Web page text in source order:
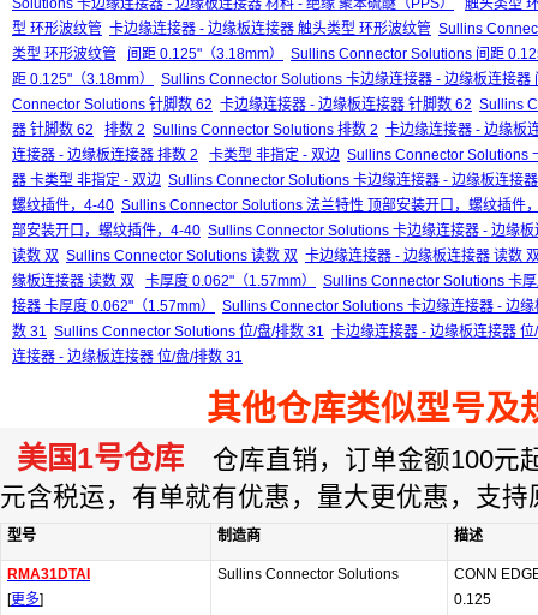
Solutions 卡边缘连接器 - 边缘板连接器 材料 - 绝缘 聚苯硫醚（PPS）
触头类型
型 环形波纹管 卡边缘连接器 - 边缘板连接器 触头类型 环形波纹管 Sullins
类型 环形波纹管
间距 0.125"（3.18mm）
Sullins Connector Solutions 间距
距 0.125"（3.18mm）
Sullins Connector Solutions 卡边缘连接器 - 边缘板连接器
Connector Solutions 针脚数 62 卡边缘连接器 - 边缘板连接器 针脚数 62 Sullins
器 针脚数 62
排数 2 Sullins Connector Solutions 排数 2 卡边缘连接器 - 边缘板
连接器 - 边缘板连接器 排数 2
卡类型 非指定 - 双边 Sullins Connector Solutions
器 卡类型 非指定 - 双边 Sullins Connector Solutions 卡边缘连接器 - 边缘板连接
螺纹插件，4-40 Sullins Connector Solutions 法兰特性 顶部安装开口，螺纹插件
部安装开口，螺纹插件，4-40 Sullins Connector Solutions 卡边缘连接器 - 边缘
读数 双 Sullins Connector Solutions 读数 双 卡边缘连接器 - 边缘板连接器 读数
缘板连接器 读数 双
卡厚度 0.062"（1.57mm）
Sullins Connector Solutions 卡
接器 卡厚度 0.062"（1.57mm）
Sullins Connector Solutions 卡边缘连接器 - 边
数 31 Sullins Connector Solutions 位/盘/排数 31 卡边缘连接器 - 边缘板连接器
连接器 - 边缘板连接器 位/盘/排数 31
其他仓库类似型号及
美国1号仓库 仓库直销，订单金额100元
元含税运，有单就有优惠，量大更优惠，支持
型号 制造商 描述
RMA31DTAI
[更多]
Sullins Connector Solutions
CONN
0.125